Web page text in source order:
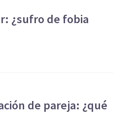
¿sufro de fobia
de pareja: ¿qué